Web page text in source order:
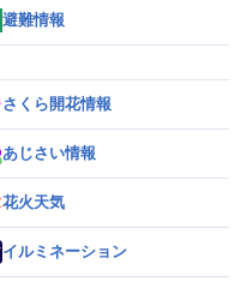
避難情報
さくら開花情報
あじさい情報
花火天気
イルミネーション